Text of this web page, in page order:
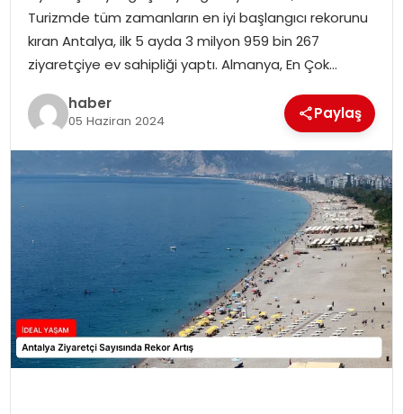
MAGAZIN
SAĞLIK
SOSYAL HABER
Turizmde tüm zamanların en iyi başlangıcı rekorunu
kıran Antalya, ilk 5 ayda 3 milyon 959 bin 267
ziyaretçiye ev sahipliği yaptı. Almanya, En Çok…
haber
05 Haziran 2024 Paylaş